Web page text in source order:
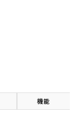
機能